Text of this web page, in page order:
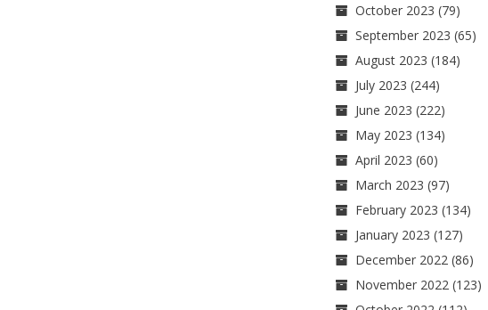
October 2023 (79)
September 2023 (65)
August 2023 (184)
July 2023 (244)
June 2023 (222)
May 2023 (134)
April 2023 (60)
March 2023 (97)
February 2023 (134)
January 2023 (127)
December 2022(86)
November 2022(123)